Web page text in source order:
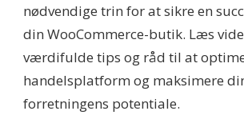
nødvendige trin for at sikre en
din WooCommerce-butik. Læs
værdifulde tips og råd til at
handelsplatform og maksimere
forretningens potentiale.